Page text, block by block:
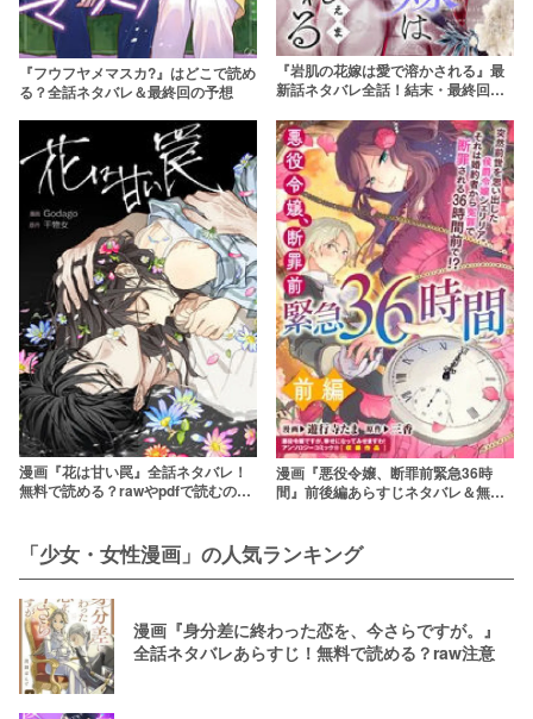
『フウフヤメマスカ?』はどこで読め
る？全話ネタバレ＆最終回の予想
『岩肌の花嫁は愛で溶かされる』最
新話ネタバレ全話！結末・最終回は
漫画『花は甘い罠』全話ネタバレ！
無料で読める？rawやpdfで読むのは
漫画『悪役令嬢、断罪前緊急36時
間』前後編あらすじネタバレ＆無料
「少女・女性漫画」の人気ランキング
漫画『身分差に終わった恋を、今さらですが。』
全話ネタバレあらすじ！無料で読める？raw注意